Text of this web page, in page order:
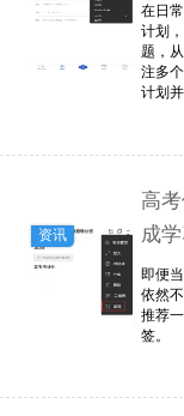
在日
计划
题，
注多
计划
资讯
高
成
即便
依然
推荐
签。